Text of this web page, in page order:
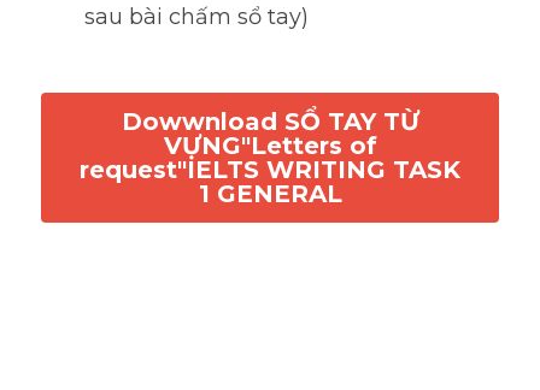
sau bài chấm sổ tay)
Dowwnload SỔ TAY TỪ
VỰNG"Letters of
request"IELTS WRITING TASK
1 GENERAL